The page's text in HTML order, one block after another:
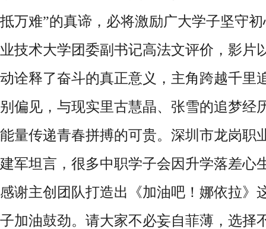
抵万难”的真谛，必将激励广大学子坚守
业技术大学团委副书记高法文评价，影片
动诠释了奋斗的真正意义，主角跨越千里
别偏见，与现实里古慧晶、张雪的追梦经
能量传递青春拼搏的可贵。深圳市龙岗职
建军坦言，很多中职学子会因升学落差心
感谢主创团队打造出《加油吧！娜依拉》
子加油鼓劲。请大家不必妄自菲薄，选择